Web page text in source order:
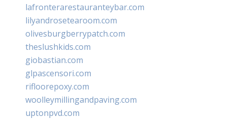
lafronterarestauranteybar.com
lilyandrosetearoom.com
olivesburgberrypatch.com
theslushkids.com
giobastian.com
glpascensori.com
rifloorepoxy.com
woolleymillingandpaving.com
uptonpvd.com